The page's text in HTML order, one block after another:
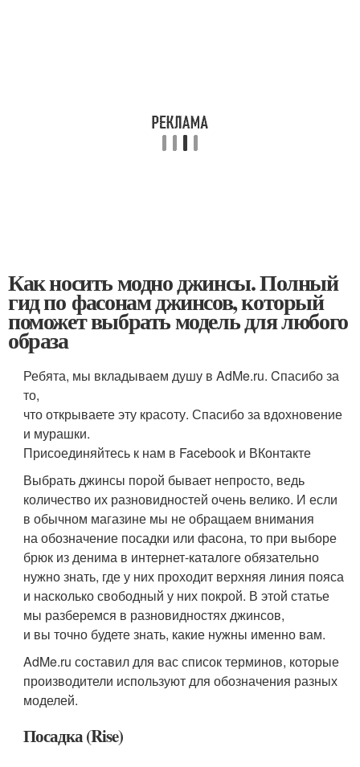
Как носить модно джинсы. Полный
гид по фасонам джинсов, который
поможет выбрать модель для любого
образа
Ребята, мы вкладываем душу в AdMe.ru. Cпасибо за
то,
что открываете эту красоту. Спасибо за вдохновение
и мурашки.
Присоединяйтесь к нам в Facebook и ВКонтакте
Выбрать джинсы порой бывает непросто, ведь
количество их разновидностей очень велико. И если
в обычном магазине мы не обращаем внимания
на обозначение посадки или фасона, то при выборе
брюк из денима в интернет-каталоге обязательно
нужно знать, где у них проходит верхняя линия пояса
и насколько свободный у них покрой. В этой статье
мы разберемся в разновидностях джинсов,
и вы точно будете знать, какие нужны именно вам.
AdMe.ru составил для вас список терминов, которые
производители используют для обозначения разных
моделей.
Посадка (Rise)